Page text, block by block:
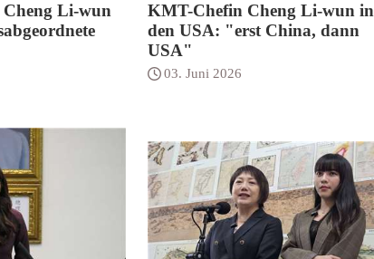
Li-wun
KMT-Chefin Cheng Li-wun in
den USA: "erst China, dann
USA"
03. Juni 2026